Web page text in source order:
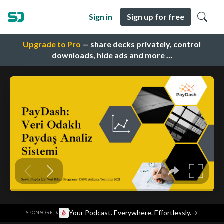
Upgrade to Pro — share decks privately, control
downloads, hide ads and more …
Sign in Sign up for free
SPONSORED· Your Podcast. Everywhere. Effortlessly.→